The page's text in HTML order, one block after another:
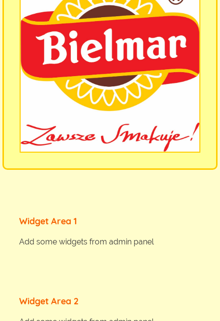
Widget Area 1
Add some widgets from admin panel
Widget Area 2